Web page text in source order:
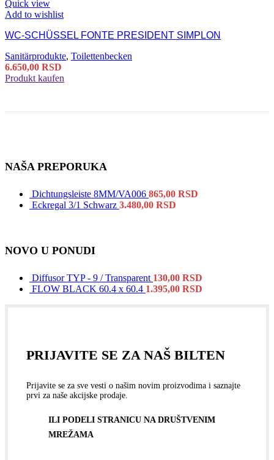
Quick view
Add to wishlist
WC-SCHÜSSEL FONTE PRESIDENT SIMPLON
Sanitärprodukte, Toilettenbecken
6.650,00 RSD
Produkt kaufen
NAŠA PREPORUKA
Dichtungsleiste 8MM/VA006 865,00 RSD
Eckregal 3/1 Schwarz 3.480,00 RSD
NOVO U PONUDI
Diffusor TYP - 9 / Transparent 130,00 RSD
FLOW BLACK 60.4 x 60.4 1.395,00 RSD
PRIJAVITE SE ZA NAŠ BILTEN
Prijavite se za sve vesti o našim novim proizvodima i saznajte
prvi za naše akcijske prodaje.
ILI PODELI STRANICU NA DRUŠTVENIM
MREŽAMA